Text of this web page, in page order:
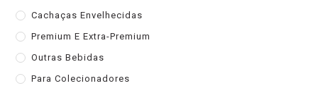
Cachaças Envelhecidas
Premium E Extra-Premium
Outras Bebidas
Para Colecionadores